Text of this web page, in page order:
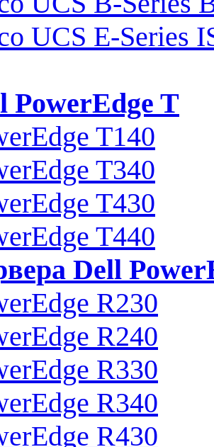
UCS E-Series
PowerEdge T
T140
T340
T430
T440
Dell
R230
R240
R330
R340
R430